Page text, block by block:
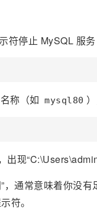
停止 MySQL 服务
称（如 mysql80
出现
，通常意味着你没
符。